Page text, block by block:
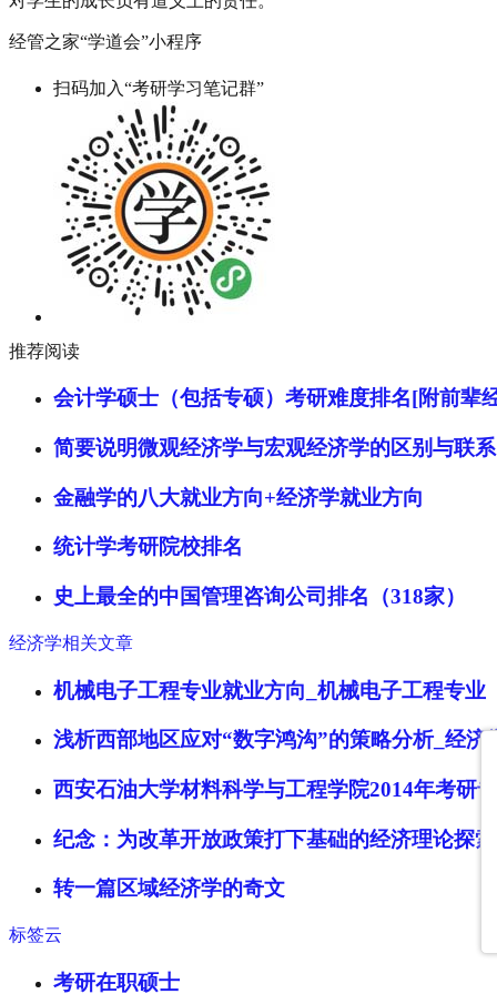
经管之家“学道会”小程序
扫码加入“考研学习笔记群”
推荐阅读
会计学硕士（包括专硕）考研难度排名[附前辈
简要说明微观经济学与宏观经济学的区别与联系
金融学的八大就业方向+经济学就业方向
统计学考研院校排名
史上最全的中国管理咨询公司排名（318家）
经济学相关文章
机械电子工程专业就业方向_机械电子工程专业
浅析西部地区应对“数字鸿沟”的策略分析_经济
西安石油大学材料科学与工程学院2014年考研
纪念：为改革开放政策打下基础的经济理论探索
转一篇区域经济学的奇文
标签云
考研在职硕士